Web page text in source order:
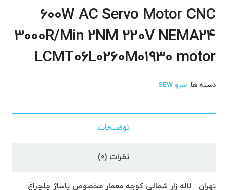
600W AC Servo Motor CNC
3000R/Min 2NM 220V NEMA24
LCMT06L0260M01930 motor
دسته ها:سرو SEW
توضیحات
نظرات (0)
تهران : لاله زار شمالی کوچه معمار مخصوص پاساژ چلچراغ